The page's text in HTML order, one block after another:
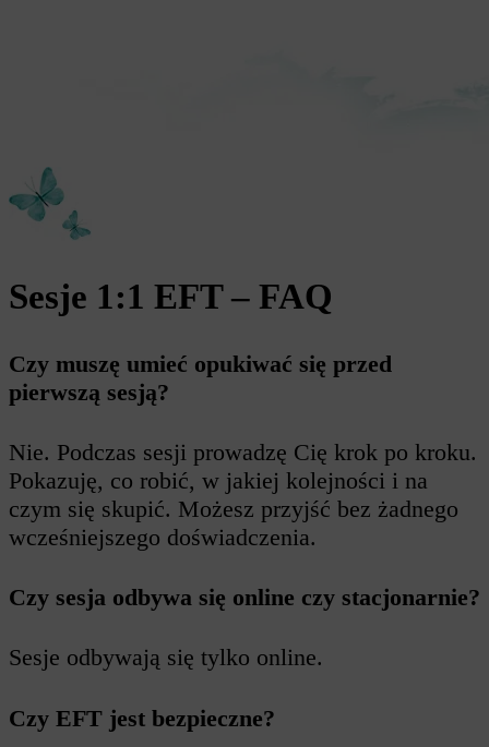
Sesje 1:1 EFT – FAQ
Czy muszę umieć opukiwać się przed
pierwszą sesją?
Nie. Podczas sesji prowadzę Cię krok po kroku.
Pokazuję, co robić, w jakiej kolejności i na
czym się skupić. Możesz przyjść bez żadnego
wcześniejszego doświadczenia.
Czy sesja odbywa się online czy stacjonarnie?
Sesje odbywają się tylko online.
Czy EFT jest bezpieczne?